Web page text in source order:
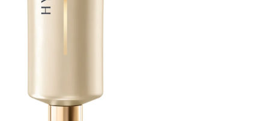
Leverandør:
Coco-Glucoside, Caprylyl/Capryl Glucoside, Citric Acid, Ricinus